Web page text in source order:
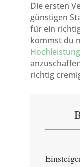
Die ersten
günstigen
für ein
kommst du
richtig